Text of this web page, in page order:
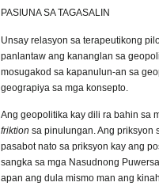
PASIUNA SA TAGASALIN
Unsay relasyon sa terapeutikong
panlantaw ang kananglan sa
mosugakod sa kapanulun-an sa
geograpiya sa mga konsepto.
Ang geopolitika kay dili ra bahin sa
friktion sa pinulungan. Ang priksyon
pasabot nato sa priksyon kay ang
sangka sa mga Nasudnong
apan ang dula mismo man ang